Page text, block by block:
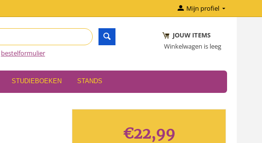
Mijn profiel
bestelformulier
JOUW ITEMS
Winkelwagen is leeg
STUDIEBOEKEN STANDS
€22,99